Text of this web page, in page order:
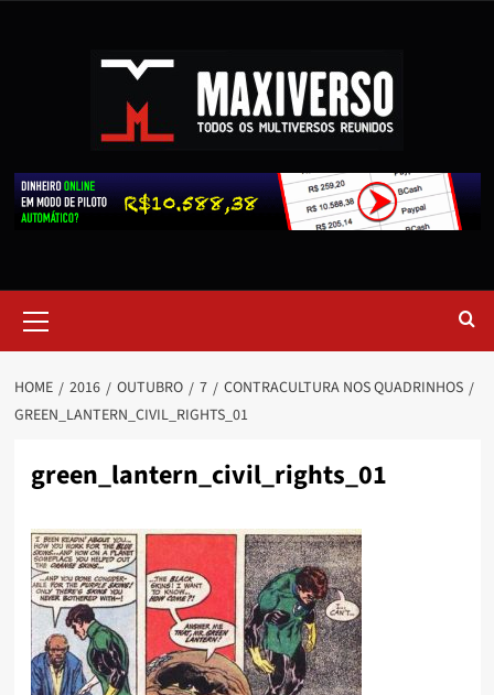
HOME 2016 OUTUBRO 7
CONTRACULTURA NOS QUADRINHOS
GREEN_LANTERN_CIVIL_RIGHTS_01
green_lantern_civil_rights_01